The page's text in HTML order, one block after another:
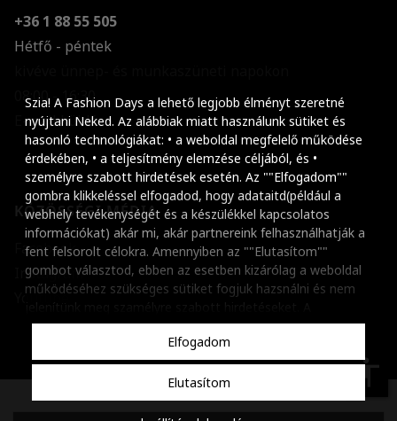
Szia! A Fashion Days a lehető legjobb élményt szeretné
nyújtani Neked. Az alábbiak miatt használunk sütiket és
hasonló technológiákat: • a weboldal megfelelő működése
érdekében, • a teljesítmény elemzése céljából, és •
személyre szabott hirdetések esetén. Az ""Elfogadom""
gombra klikkeléssel elfogadod, hogy adataitd(például a
webhely tevékenységét és a készülékkel kapcsolatos
információkat) akár mi, akár partnereink felhasználhatják a
fent felsorolt célokra. Amennyiben az ""Elutasítom""
gombot választod, ebben az esetben kizárólag a weboldal
működéséhez szükséges sütiket fogjuk hazsnálni és nem
beállításaidat bármikor módosíthatod, a ""Beállítások
kezelése"" gombra kattintva. Tudj meg többet
szabályzatunkról.
Elfogadom
Elutasítom
+36 1 88 55 505
Hétfő - péntek
08:00 - 16:30
E-mail küldése
KÖZÖSSÉGI MÉDIA
Facebook
Instagram
Youtube
accessibility
Szöveg méretének
Szóköz növelése
Szóköz csökkentése
Sortávolság
Sortávolság
Színek invertálása
Szürke
Nagy kurzor